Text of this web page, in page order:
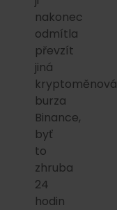
nakonec
odmítla
převzít
jiná
kryptoměnová
burza
Binance,
byť
to
zhruba
24
hodin